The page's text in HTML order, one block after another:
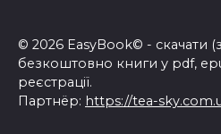
© 2026 EasyBook© - скачати
безкоштовно книги у pdf,
реєстрації.
Партнёр: https://tea-